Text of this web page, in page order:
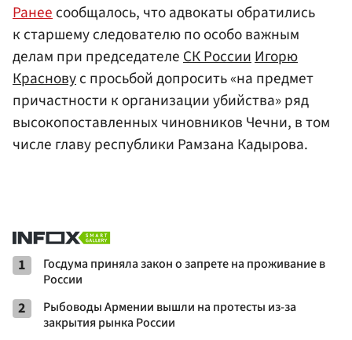
Ранеесообщалось, что адвокаты обратились
к старшему следователю по особо важным
делам при председателеСК РоссииИгорю
Красновус просьбой допросить «на предмет
причастности к организации убийства» ряд
высокопоставленных чиновников Чечни, в том
числе главу республики Рамзана Кадырова.
1
Госдума приняла закон о запрете на проживание в
России
2
Рыбоводы Армении вышли на протесты из-за
закрытия рынка России